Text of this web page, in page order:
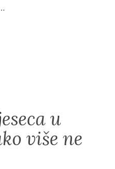
u
više ne